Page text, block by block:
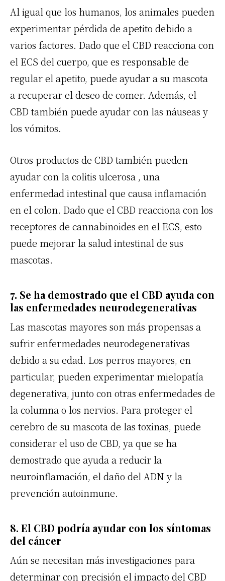
Al igual que los humanos, los animales pueden
experimentar pérdida de apetito debido a
varios factores. Dado que el CBD reacciona con
el ECS del cuerpo, que es responsable de
regular el apetito, puede ayudar a su mascota
a recuperar el deseo de comer. Además, el
CBD también puede ayudar con las náuseas y
los vómitos.
Otros productos de CBD también pueden
ayudar con lacolitis ulcerosa , una
enfermedad intestinal que causa inflamación
en el colon. Dado que el CBD reacciona con los
receptores de cannabinoides en el ECS, esto
puede mejorar la salud intestinal de sus
mascotas.
7. Se ha demostrado que el CBD ayuda con
las enfermedades neurodegenerativas
Las mascotas mayores son más propensas a
sufrir enfermedades neurodegenerativas
debido a su edad. Los perros mayores, en
particular, pueden experimentar mielopatía
degenerativa, junto con otras enfermedades de
la columna o los nervios. Para proteger el
cerebro de su mascota de las toxinas, puede
considerar el uso de CBD, ya que se ha
demostrado que ayuda a reducir la
neuroinflamación, el daño del ADN y la
prevención autoinmune.
8. El CBD podría ayudar con los síntomas
del cáncer
Aún se necesitan más investigaciones para
determinar con precisión el impacto del CBD